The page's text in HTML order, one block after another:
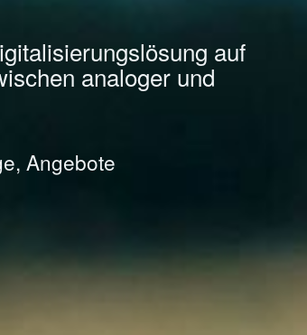
auf
analoger und
Angebote